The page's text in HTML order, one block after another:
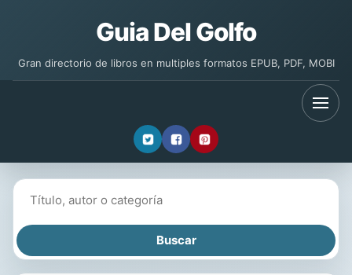
Guia Del Golfo
Gran directorio de libros en multiples formatos EPUB, PDF, MOBI